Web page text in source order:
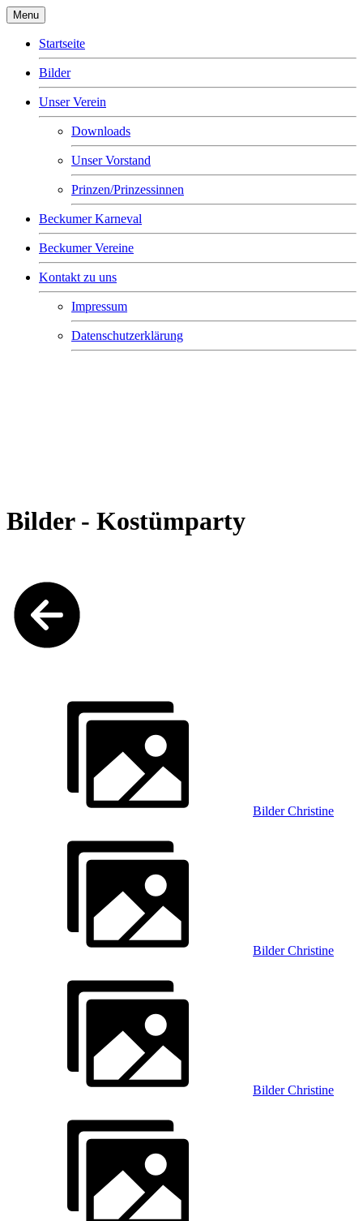
Menu
Startseite
Bilder
Unser Verein
Downloads
Unser Vorstand
Prinzen/Prinzessinnen
Beckumer Karneval
Beckumer Vereine
Kontakt zu uns
Impressum
Datenschutzerklärung
Bilder - Kostümparty
Bilder Christine
Bilder Christine
Bilder Christine